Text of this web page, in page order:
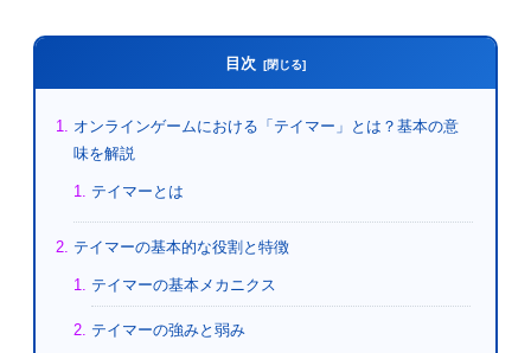
目次
オンラインゲームにおける「テイマー」とは？基本の意
味を解説
テイマーとは
テイマーの基本的な役割と特徴
テイマーの基本メカニクス
テイマーの強みと弱み